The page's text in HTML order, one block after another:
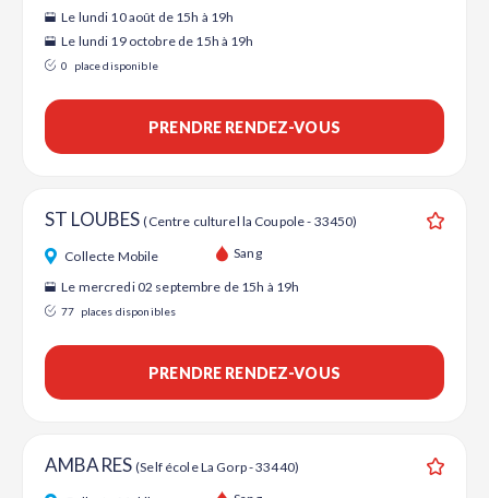
Le lundi 10 août de 15h à 19h
Le lundi 19 octobre de 15h à 19h
0 place disponible
PRENDRE RENDEZ-VOUS
ST LOUBES(Centre culturel la Coupole - 33450)
Collecte Mobile Sang
Le mercredi 02 septembre de 15h à 19h
77 places disponibles
PRENDRE RENDEZ-VOUS
AMBARES(Self école La Gorp - 33440)